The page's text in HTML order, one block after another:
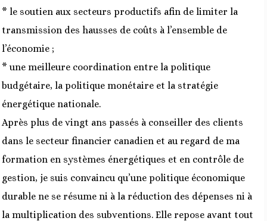
* le soutien aux secteurs productifs afin de limiter la
transmission des hausses de coûts à l’ensemble de
l’économie ;
* une meilleure coordination entre la politique
budgétaire, la politique monétaire et la stratégie
énergétique nationale.
Après plus de vingt ans passés à conseiller des clients
dans le secteur financier canadien et au regard de ma
formation en systèmes énergétiques et en contrôle de
gestion, je suis convaincu qu’une politique économique
durable ne se résume ni à la réduction des dépenses ni à
la multiplication des subventions. Elle repose avant tout